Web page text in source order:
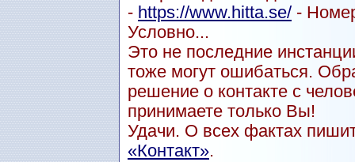
- https://www.hitta.se/ -
Условно...
Это не последние
тоже могут ошибаться.
решение о контакте с
принимаете только Вы!
Удачи. О всех фактах
«Контакт».